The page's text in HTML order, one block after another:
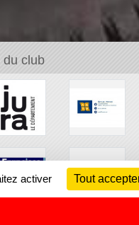
du club
activer Tout